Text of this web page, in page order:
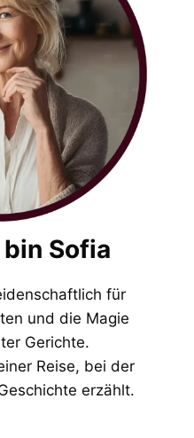
Sofia
für
und die Magie
Gerichte.
Reise, bei der
erzählt.